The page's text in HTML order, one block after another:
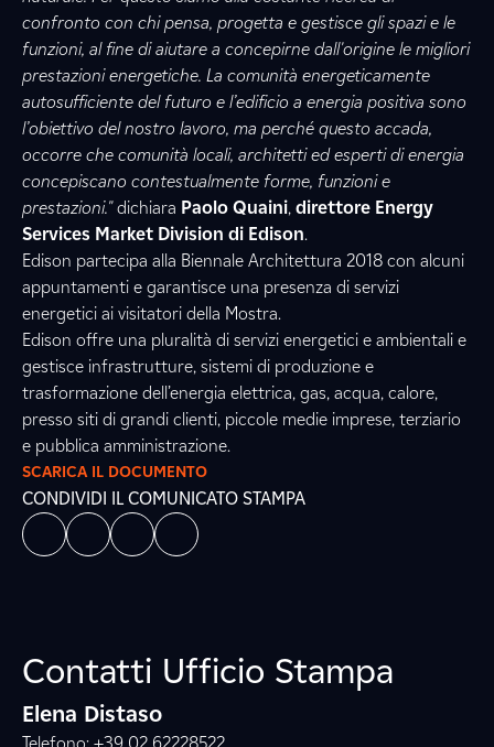
confronto con chi pensa, progetta e gestisce gli spazi e le
funzioni, al fine di aiutare a concepirne dall'origine le migliori
prestazioni energetiche. La comunità energeticamente
autosufficiente del futuro e l’edificio a energia positiva sono
l’obiettivo del nostro lavoro, ma perché questo accada,
occorre che comunità locali, architetti ed esperti di energia
concepiscano contestualmente forme, funzioni e
prestazioni."dichiara Paolo Quaini, direttore Energy
Services Market Division di Edison.
Edison partecipa alla Biennale Architettura 2018 con alcuni
appuntamenti e garantisce una presenza di servizi
energetici ai visitatori della Mostra.
Edison offre una pluralità di servizi energetici e ambientali e
gestisce infrastrutture, sistemi di produzione e
trasformazione dell’energia elettrica, gas, acqua, calore,
presso siti di grandi clienti, piccole medie imprese, terziario
e pubblica amministrazione.
SCARICA IL DOCUMENTO
CONDIVIDI IL COMUNICATO STAMPA
Contatti Ufficio Stampa
Elena Distaso